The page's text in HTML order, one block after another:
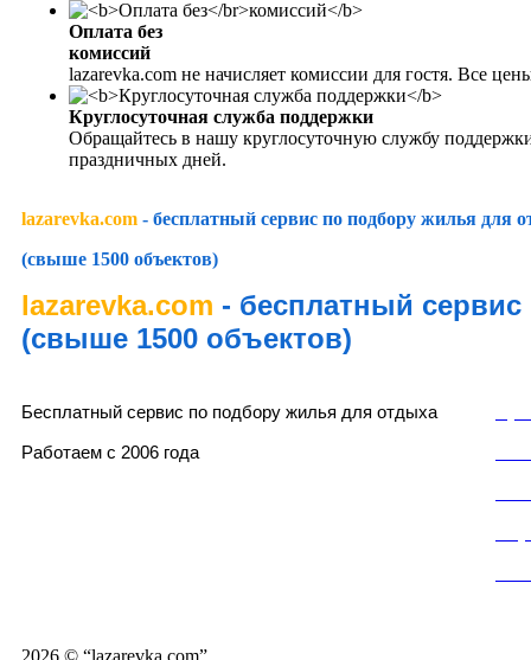
Оплата без
комиссий
lazarevka.com не начисляет комиссии для гостя. Все
Круглосуточная служба поддержки
Обращайтесь в нашу круглосуточную службу
праздничных дней.
lazarevka.com - бесплатный сервис по подбору жилья для
(свыше 1500 объектов)
lazarevka.com - бесплатный
(свыше 1500 объектов)
Бесплатный сервис по подбору жилья для отдыха
Работаем с 2006 года
2026 © “lazarevka.com”